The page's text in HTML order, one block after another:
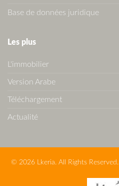
Base de données juridique
Les plus
L'immobilier
Version Arabe
Téléchargement
Actualité
© 2026 Lkeria. All Rights Reserved.